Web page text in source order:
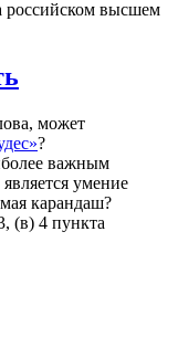
российском высшем
может
?
важным
умение
карандаш?
(в) 4 пункта